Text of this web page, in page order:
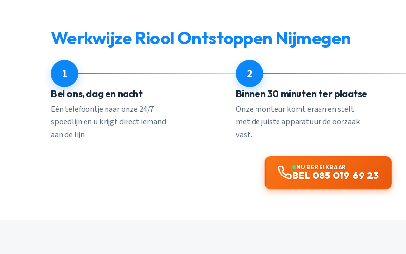
Werkwijze Riool Ontstoppen Nijmegen
1
Bel ons, dag en nacht
Eén telefoontje naar onze 24/7
spoedlijn en u krijgt direct iemand
aan de lijn.
2
Binnen 30 minuten ter plaatse
Onze monteur komt eraan en stelt
met de juiste apparatuur de oorzaak
vast.
NU BEREIKBAAR
BEL 085 019 69 23